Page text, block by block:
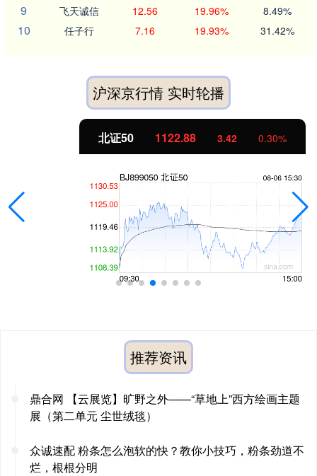
9 飞天诚信 12.56 19.96% 8.49%
10 任子行 7.16 19.93% 31.42%
沪深京行情 实时轮播
北证50 1122.88 3.42 0.30%
推荐资讯
鼎合网 【云展览】旷野之外——“草地上”西方绘画主题
展（第二单元 尘世绒毯）
众诚速配 粉条怎么泡软的快？教你小技巧，粉条劲道不
烂，根根分明